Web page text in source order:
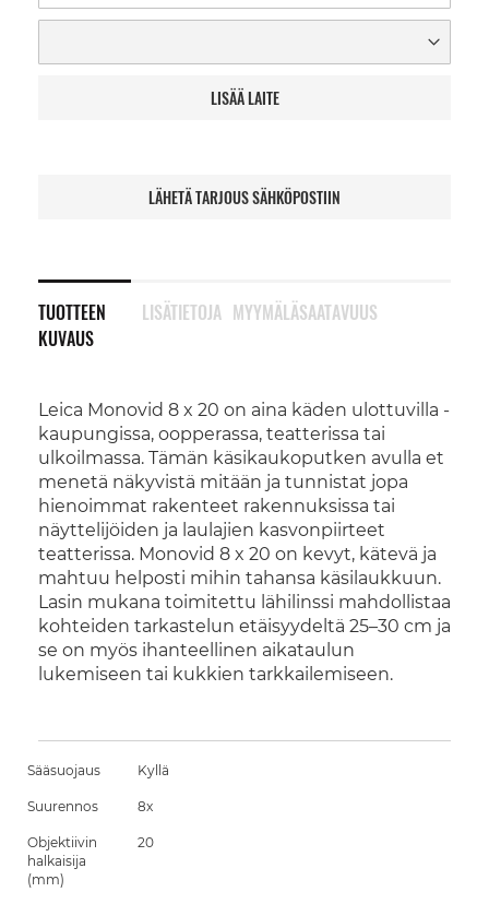
LISÄÄ LAITE
LÄHETÄ TARJOUS SÄHKÖPOSTIIN
TUOTTEEN
KUVAUS
Leica Monovid 8 x 20 on aina käden ulottuvilla -
kaupungissa, oopperassa, teatterissa tai
ulkoilmassa. Tämän käsikaukoputken avulla et
menetä näkyvistä mitään ja tunnistat jopa
hienoimmat rakenteet rakennuksissa tai
näyttelijöiden ja laulajien kasvonpiirteet
teatterissa. Monovid 8 x 20 on kevyt, kätevä ja
mahtuu helposti mihin tahansa käsilaukkuun.
Lasin mukana toimitettu lähilinssi mahdollistaa
kohteiden tarkastelun etäisyydeltä 25–30 cm ja
se on myös ihanteellinen aikataulun
lukemiseen tai kukkien tarkkailemiseen.
LISÄTIETOJA MYYMÄLÄSAATAVUUS
Sääsuojaus Kyllä
Suurennos 8x
Objektiivin
halkaisija
(mm)
20